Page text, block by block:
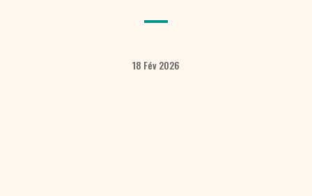
18 Fév 2026